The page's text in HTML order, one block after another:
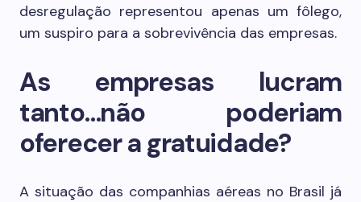
desregulação representou apenas um fôlego,
um suspiro para a sobrevivência das empresas.
As empresas lucram
tanto…não poderiam
oferecer a gratuidade?
A situação das companhias aéreas no Brasil já